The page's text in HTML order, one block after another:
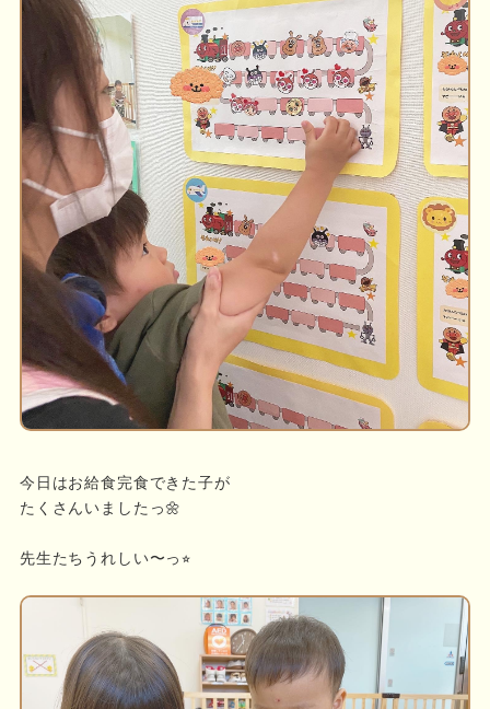
今日はお給食完食できた子が
たくさんいましたっ🌼
先生たちうれしい〜っ⭐︎